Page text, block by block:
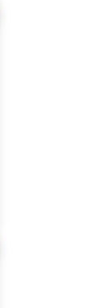
à mes favoris
à mes favoris